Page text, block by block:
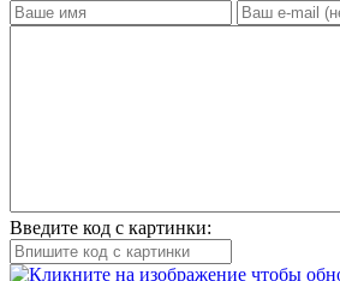
Введите код с картинки: